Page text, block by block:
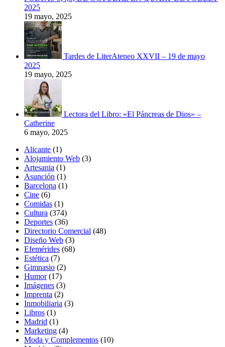
2025
19 mayo, 2025
Tardes de LiterAteneo XXVII – 19 de mayo
2025
19 mayo, 2025
Lectora del Libro: «El Páncreas de Dios» –
Catherine
6 mayo, 2025
Alicante (1)
Alojamiento Web (3)
Artesania (1)
Asunción (1)
Barcelona (1)
Cine (6)
Comidas (1)
Cultura (374)
Deportes (36)
Directorio Comercial (48)
Diseño Web (3)
Efemérides (68)
Estética (7)
Gimnasio (2)
Humor(17)
Imágenes (3)
Imprenta (2)
Inmobiliaria (3)
Libros (1)
Madrid (1)
Marketing (4)
Moda y Complementos (10)